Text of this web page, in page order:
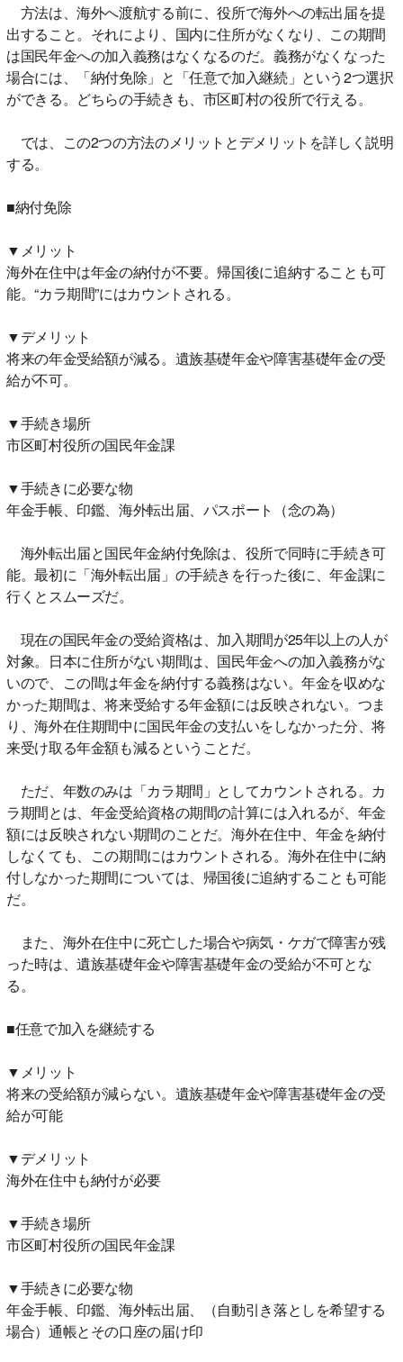
方法は、海外へ渡航する前に、役所で海外への転出届を提
出すること。それにより、国内に住所がなくなり、この期間
は国民年金への加入義務はなくなるのだ。義務がなくなった
場合には、「納付免除」と「任意で加入継続」という2つ選択
ができる。どちらの手続きも、市区町村の役所で行える。
では、この2つの方法のメリットとデメリットを詳しく説明
する。
■納付免除
▼メリット
海外在住中は年金の納付が不要。帰国後に追納することも可
能。“カラ期間”にはカウントされる。
▼デメリット
将来の年金受給額が減る。遺族基礎年金や障害基礎年金の受
給が不可。
▼手続き場所
市区町村役所の国民年金課
▼手続きに必要な物
年金手帳、印鑑、海外転出届、パスポート（念の為）
海外転出届と国民年金納付免除は、役所で同時に手続き可
能。最初に「海外転出届」の手続きを行った後に、年金課に
行くとスムーズだ。
現在の国民年金の受給資格は、加入期間が25年以上の人が
対象。日本に住所がない期間は、国民年金への加入義務がな
いので、この間は年金を納付する義務はない。年金を収めな
かった期間は、将来受給する年金額には反映されない。つま
り、海外在住期間中に国民年金の支払いをしなかった分、将
来受け取る年金額も減るということだ。
ただ、年数のみは「カラ期間」としてカウントされる。カ
ラ期間とは、年金受給資格の期間の計算には入れるが、年金
額には反映されない期間のことだ。海外在住中、年金を納付
しなくても、この期間にはカウントされる。海外在住中に納
付しなかった期間については、帰国後に追納することも可能
だ。
また、海外在住中に死亡した場合や病気・ケガで障害が残
った時は、遺族基礎年金や障害基礎年金の受給が不可とな
る。
■任意で加入を継続する
▼メリット
将来の受給額が減らない。遺族基礎年金や障害基礎年金の受
給が可能
▼デメリット
海外在住中も納付が必要
▼手続き場所
市区町村役所の国民年金課
▼手続きに必要な物
年金手帳、印鑑、海外転出届、（自動引き落としを希望する
場合）通帳とその口座の届け印